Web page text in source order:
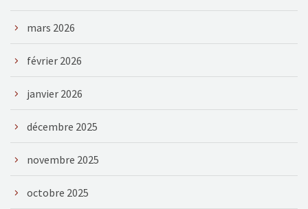
mars 2026
février 2026
janvier 2026
décembre 2025
novembre 2025
octobre 2025